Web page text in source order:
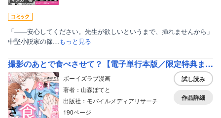
「――安心してください。先生が欲しいというまで、挿れませんから」
中堅小説家の篠…もっと見る
撮影のあとで食べさせて？【電子単行本版／限定特典まんが付き】
ボーイズラブ漫画
著者：山森ぽてと
出版社：モバイルメディアリサーチ
190ページ
試し読み
作品詳細